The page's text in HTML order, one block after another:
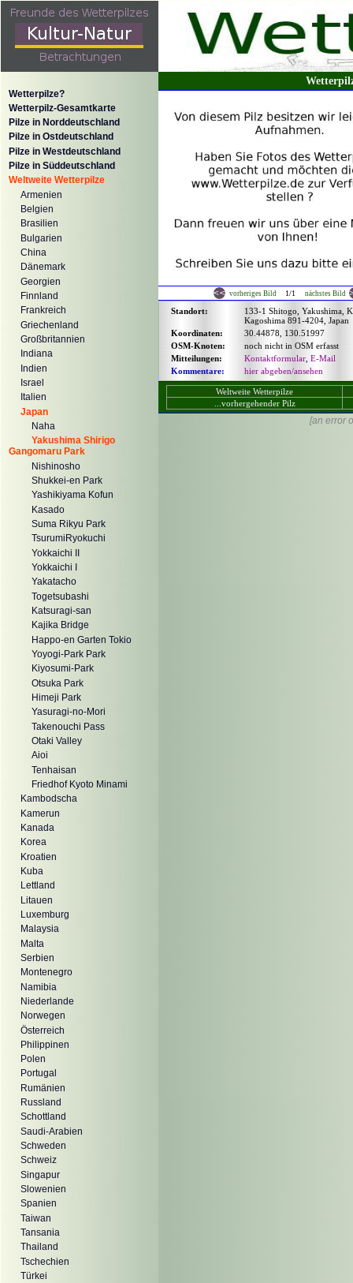
Wetterpilze?
Wetterpilz-Gesamtkarte
Pilze in Norddeutschland
Pilze in Ostdeutschland
Pilze in Westdeutschland
Pilze in Süddeutschland
Weltweite Wetterpilze
Armenien
Belgien
Brasilien
Bulgarien
China
Dänemark
Georgien
Finnland
Frankreich
Griechenland
Großbritannien
Indiana
Indien
Israel
Italien
Japan
Naha
Yakushima Shirigo
Gangomaru Park
Nishinosho
Shukkei-en Park
Yashikiyama Kofun
Kasado
Suma Rikyu Park
TsurumiRyokuchi
Yokkaichi II
Yokkaichi I
Yakatacho
Togetsubashi
Katsuragi-san
Kajika Bridge
Happo-en Garten Tokio
Yoyogi-Park Park
Kiyosumi-Park
Otsuka Park
Himeji Park
Yasuragi-no-Mori
Takenouchi Pass
Otaki Valley
Aioi
Tenhaisan
Friedhof Kyoto Minami
Kambodscha
Kamerun
Kanada
Korea
Kroatien
Kuba
Lettland
Litauen
Luxemburg
Malaysia
Malta
Serbien
Montenegro
Namibia
Niederlande
Norwegen
Österreich
Philippinen
Polen
Portugal
Rumänien
Russland
Schottland
Saudi-Arabien
Schweden
Schweiz
Singapur
Slowenien
Spanien
Taiwan
Tansania
Thailand
Tschechien
Türkei
vorheriges Bild 1/1 nächstes Bild
Standort:
133-1 Shitogo, Yakushima,
Kagoshima 891-4204, Japan
Koordinaten:
30.44878, 130.51997
OSM-Knoten:
noch nicht in OSM erfasst
Mitteilungen:
Kontaktformular E-Mail
Kommentare:
hier abgeben/ansehen
Weltweite Wetterpilze
...vorhergehender Pilz
[an error